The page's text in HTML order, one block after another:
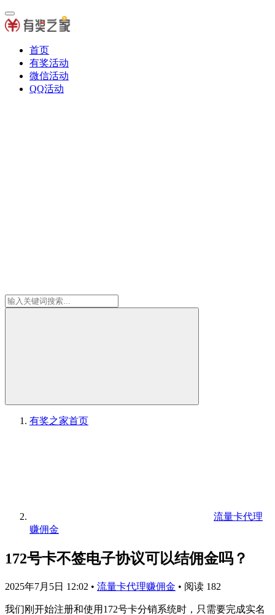
首页
有奖活动
微信活动
QQ活动
有奖之家首页
流量卡代理
赚佣金
172号卡不签电子协议可以结佣金吗？
2025年7月5日 12:02 • 流量卡代理赚佣金 • 阅读 182
我们刚开始注册和使用172号卡分销系统时，只需要完成实名